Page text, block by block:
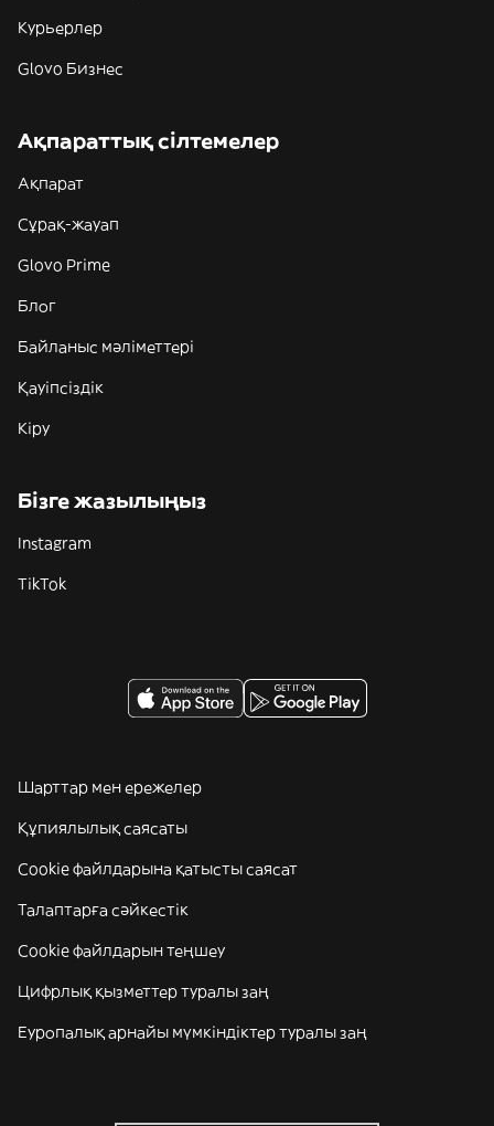
Курьерлер
Glovo Бизнес
Ақпараттық сілтемелер
Ақпарат
Сұрақ-жауап
Glovo Prime
Блог
Байланыс мәліметтері
Қауіпсіздік
Кіру
Бізге жазылыңыз
Instagram
TikTok
Шарттар мен ережелер
Құпиялылық саясаты
Cookie файлдарына қатысты саясат
Талаптарға сәйкестік
Cookie файлдарын теңшеу
Цифрлық қызметтер туралы заң
Еуропалық арнайы мүмкіндіктер туралы заң